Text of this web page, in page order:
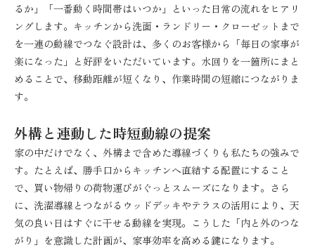
るか」「一番動く時間帯はいつか」といった日常の流れをヒアリ
ングします。キッチンから洗面・ランドリー・クローゼットまで
を一連の動線でつなぐ設計は、多くのお客様から「毎日の家事が
楽になった」と好評をいただいています。水回りを一箇所にまと
めることで、移動距離が短くなり、作業時間の短縮につながりま
す。
外構と連動した時短動線の提案
家の中だけでなく、外構まで含めた導線づくりも私たちの強みで
す。たとえば、勝手口からキッチンへ直結する配置にすること
で、買い物帰りの荷物運びがぐっとスムーズになります。さら
に、洗濯導線とつながるウッドデッキやテラスの活用により、天
気の良い日はすぐに干せる動線を実現。こうした「内と外のつな
がり」を意識した計画が、家事効率を高める鍵になります。